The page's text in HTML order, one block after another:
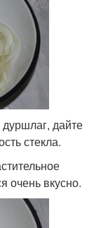
дайте
стекла.
очень вкусно.